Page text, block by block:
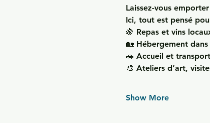
Laissez-vous
Ici, tout est pensé
🍇 Repas et vins
🏡 Hébergement
🚗 Accueil et
🎨 Ateliers d’art,
Show More